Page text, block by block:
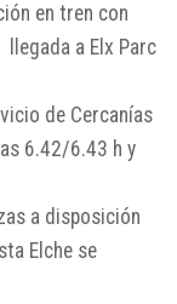
en tren con
a Elx Parc
de Cercanías
6.42/6.43 h y
a disposición
Elche se